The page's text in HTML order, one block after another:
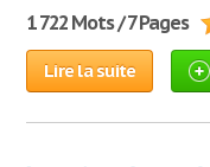
1 722 Mots / 7 Pages
Lire la suite